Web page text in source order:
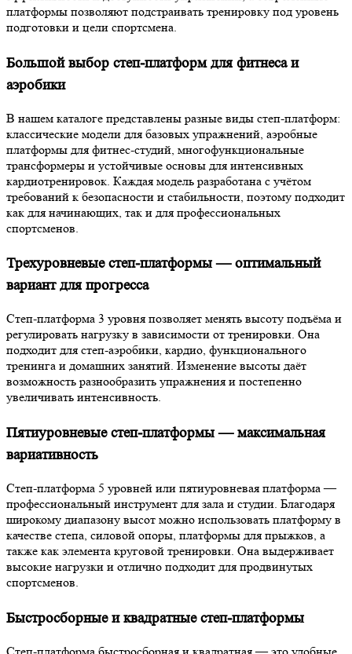
платформы позволяют подстраивать тренировку под уровень
подготовки и цели спортсмена.
Большой выбор степ-платформ для фитнеса и
аэробики
В нашем каталоге представлены разные виды степ-платформ:
классические модели для базовых упражнений, аэробные
платформы для фитнес-студий, многофункциональные
трансформеры и устойчивые основы для интенсивных
кардиотренировок. Каждая модель разработана с учётом
требований к безопасности и стабильности, поэтому подходит
как для начинающих, так и для профессиональных
спортсменов.
Трехуровневые степ-платформы — оптимальный
вариант для прогресса
Степ-платформа 3 уровня позволяет менять высоту подъёма и
регулировать нагрузку в зависимости от тренировки. Она
подходит для степ-аэробики, кардио, функционального
тренинга и домашних занятий. Изменение высоты даёт
возможность разнообразить упражнения и постепенно
увеличивать интенсивность.
Пятиуровневые степ-платформы — максимальная
вариативность
Степ-платформа 5 уровней или пятиуровневая платформа —
профессиональный инструмент для зала и студии. Благодаря
широкому диапазону высот можно использовать платформу в
качестве степа, силовой опоры, платформы для прыжков, а
также как элемента круговой тренировки. Она выдерживает
высокие нагрузки и отлично подходит для продвинутых
спортсменов.
Быстросборные и квадратные степ-платформы